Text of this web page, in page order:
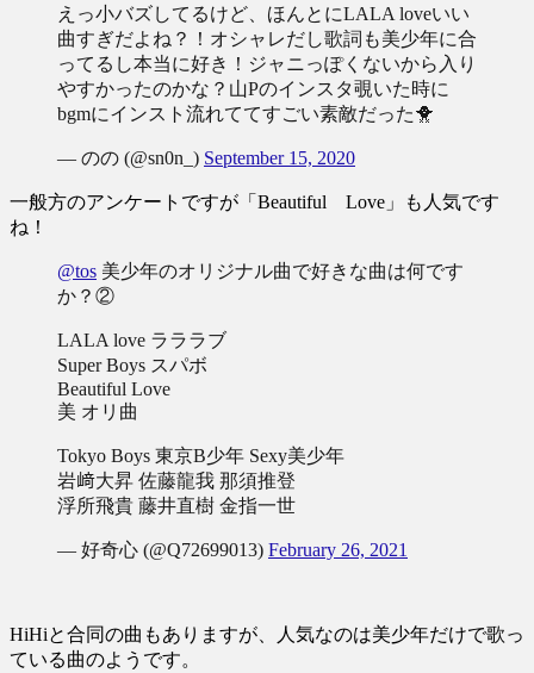
えっ小バズしてるけど、ほんとにLALA loveいい
曲すぎだよね？！オシャレだし歌詞も美少年に合
ってるし本当に好き！ジャニっぽくないから入り
やすかったのかな？山Pのインスタ覗いた時に
bgmにインスト流れててすごい素敵だった🐥
— のの (@sn0n_) September 15, 2020
一般方のアンケートですが「Beautiful Love」も人気です
ね！
@tos 美少年のオリジナル曲で好きな曲は何です
か？②
LALA love ラララブ
Super Boys スパボ
Beautiful Love
美 オリ曲
Tokyo Boys 東京B少年 Sexy美少年
岩﨑大昇 佐藤龍我 那須推登
浮所飛貴 藤井直樹 金指一世
— 好奇心 (@Q72699013) February 26, 2021
HiHiと合同の曲もありますが、人気なのは美少年だけで歌っ
ている曲のようです。